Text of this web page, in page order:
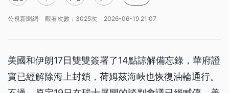
公視新聞網 觀看次數：3025次 2026-06-19 21:07
美國和伊朗17日雙雙簽署了14點諒解備忘錄，華府證
實已經解除海上封鎖，荷姆茲海峽也恢復油輪通行。